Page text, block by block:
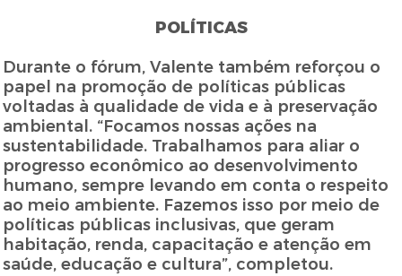
POLÍTICAS
Durante o fórum, Valente também reforçou o
papel na promoção de políticas públicas
voltadas à qualidade de vida e à preservação
ambiental. “Focamos nossas ações na
sustentabilidade. Trabalhamos para aliar o
progresso econômico ao desenvolvimento
humano, sempre levando em conta o respeito
ao meio ambiente. Fazemos isso por meio de
políticas públicas inclusivas, que geram
habitação, renda, capacitação e atenção em
saúde, educação e cultura”, completou.